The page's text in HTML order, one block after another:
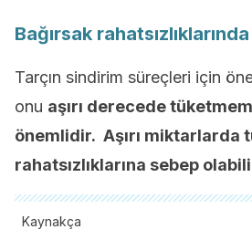
Bağırsak
Tarçın sindirim süreçleri için
onu aşırı derecede
önemlidir. Aşırı miktarlarda
rahatsızlıklarına sebep
Kaynakça